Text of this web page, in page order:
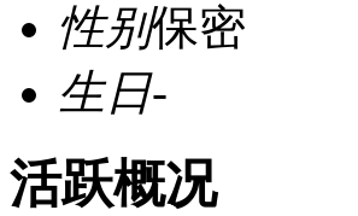
性别保密
生日-
活跃概况